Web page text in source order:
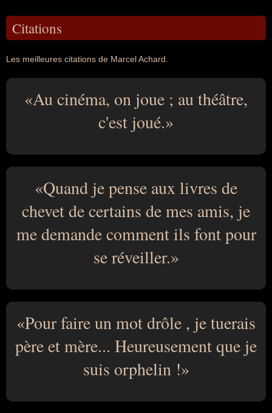
Citations
Les meilleures citations de Marcel Achard.
Au cinéma, on joue ; au théâtre,
c'est joué.
Quand je pense aux livres de
chevet de certains de mes amis, je
me demande comment ils font pour
se réveiller.
Pour faire un mot drôle , je tuerais
père et mère... Heureusement que je
suis orphelin !